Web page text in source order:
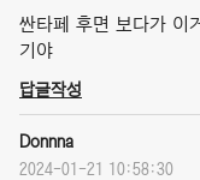
싼타페 후면 보다가 이
기야
답글작성
Donnna
2024-01-21 10:58:30